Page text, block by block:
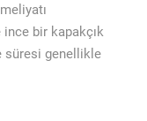
bir kapakçık
süresi genellikle